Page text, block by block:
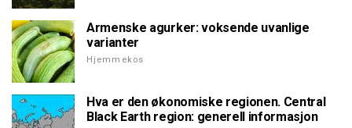
Armenske agurker: voksende uvanlige
varianter
Hjemmekos
Hva er den økonomiske regionen. Central
Black Earth region: generell informasjon